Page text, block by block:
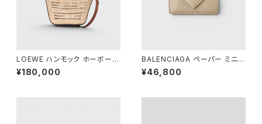
LOEWE ハンモック ホーボーバ
ッグ ミニ ラフィア
¥180,000
BALENCIAGA ペーパー ミニ
ウォレット ベージュ
¥46,800